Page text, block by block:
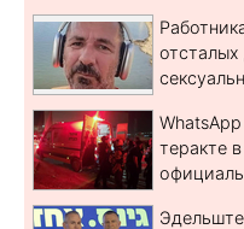
теракте